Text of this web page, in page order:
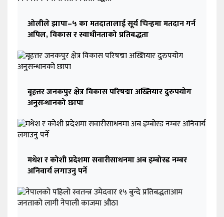
ओलीले झापा–५ का मतदातालाई सूर्य चिन्हमा मतदान गर्न
अपिल, विकास र स्वाधीनताको प्रतिबद्धता
बृहत्तर जनकपुर क्षेत्र विकास परिषद्मा अख्तियार दुरुपयोग
अनुसन्धानको छापा
मधेश र कोशी प्रदेशमा सवारीसाधनमा अब इम्बोस्ड नम्बर
अनिवार्य लगाउनु पर्ने